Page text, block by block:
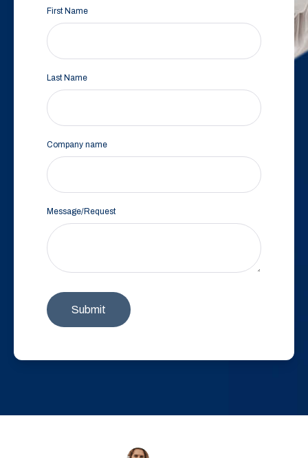
First Name
Last Name
Company name
Message/Request